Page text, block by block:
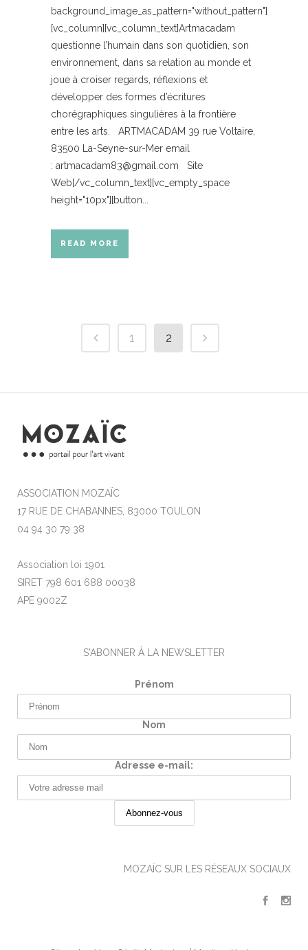
background_image_as_pattern="without_pattern"]
[vc_column][vc_column_text]Artmacadam
questionne l’humain dans son quotidien, son
environnement, dans sa relation au monde et
joue à croiser regards, réflexions et
développer des formes d’écritures
chorégraphiques singulières à la frontière
entre les arts. ARTMACADAM 39 rue Voltaire,
83500 La-Seyne-sur-Mer email
: artmacadam83@gmail.com Site
Web[/vc_column_text][vc_empty_space
height="10px"][button...
READ MORE
1 2
ASSOCIATION MOZAÏC
17 RUE DE CHABANNES, 83000 TOULON
04 94 30 79 38
Association loi 1901
SIRET 798 601 688 00038
APE 9002Z
S'ABONNER À LA NEWSLETTER
Prénom
Nom
Adresse e-mail:
MOZAÏC SUR LES RÉSEAUX SOCIAUX